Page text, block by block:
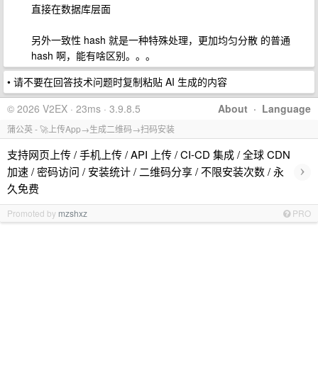
直接在数据库层面
另外一致性 hash 就是一种特殊处理，更加均匀分散 的普通
hash 啊，能有啥区别。。。
• 请不要在回答技术问题时复制粘贴 AI 生成的内容
About · Language
© 2026 V2EX · 23ms · 3.9.8.5
蒲公英 - 🚀上传App→生成二维码→扫码安装
支持网页上传 / 手机上传 / API 上传 / CI-CD 集成 / 全球 CDN
加速 / 密码访问 / 安装统计 / 二维码分享 / 不限安装次数 / 永
久免费
›
Promoted by mzshxz PRO